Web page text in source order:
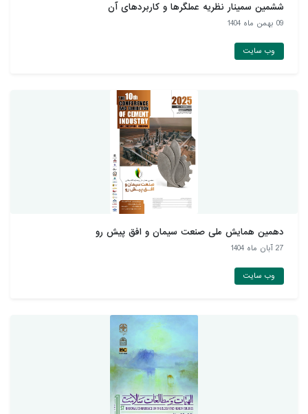
ششمین سمینار نظریه عملگرها و کاربردهای آن
09 بهمن ماه 1404
وب سایت
دهمین همايش ملی صنعت سيمان و افق پيش رو
27 آبان ماه 1404
وب سایت